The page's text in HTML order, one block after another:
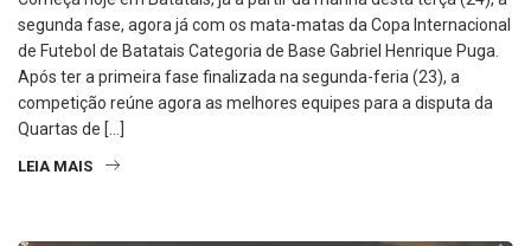
Começa hoje em Batatais, já a partir da manha desta terça (24), a
segunda fase, agora já com os mata-matas da Copa Internacional
de Futebol de Batatais Categoria de Base Gabriel Henrique Puga.
Após ter a primeira fase finalizada na segunda-feria (23), a
competição reúne agora as melhores equipes para a disputa da
Quartas de […]
LEIA MAIS